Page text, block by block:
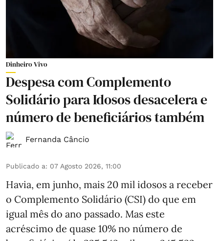
Dinheiro Vivo
Despesa com Complemento
Solidário para Idosos desacelera e
número de beneficiários também
Fernanda Câncio
Publicado a: 07 Agosto 2026, 11:00
Havia, em junho, mais 20 mil idosos a receber
o Complemento Solidário (CSI) do que em
igual mês do ano passado. Mas este
acréscimo de quase 10% no número de